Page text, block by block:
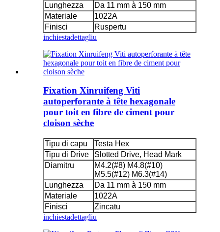
Lunghezza
Da 11 mm à 150 mm
Materiale
1022A
Finisci
Ruspertu
inchiestadettagliu
Fixation Xinruifeng Viti
autoperforante à tête hexagonale
pour toit en fibre de ciment pour
cloison sèche
Tipu di capu
Testa Hex
Tipu di Drive
Slotted Drive, Head Mark
Diamitru
M4.2(#8) M4.8(#10)
M5.5(#12) M6.3(#14)
Lunghezza
Da 11 mm à 150 mm
Materiale
1022A
Finisci
Zincatu
inchiestadettagliu